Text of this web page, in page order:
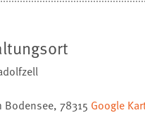
Bodensee, 78315 Google